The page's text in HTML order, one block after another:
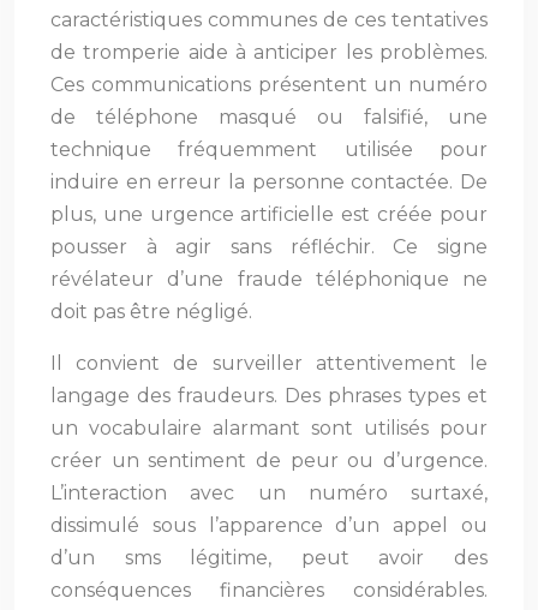
caractéristiques communes de ces tentatives
de tromperie aide à anticiper les problèmes.
Ces communications présentent un numéro
de téléphone masqué ou falsifié, une
technique fréquemment utilisée pour
induire en erreur la personne contactée. De
plus, une urgence artificielle est créée pour
pousser à agir sans réfléchir. Ce signe
révélateur d’une fraude téléphonique ne
doit pas être négligé.
Il convient de surveiller attentivement le
langage des fraudeurs. Des phrases types et
un vocabulaire alarmant sont utilisés pour
créer un sentiment de peur ou d’urgence.
L’interaction avec un numéro surtaxé,
dissimulé sous l’apparence d’un appel ou
d’un sms légitime, peut avoir des
conséquences financières considérables.